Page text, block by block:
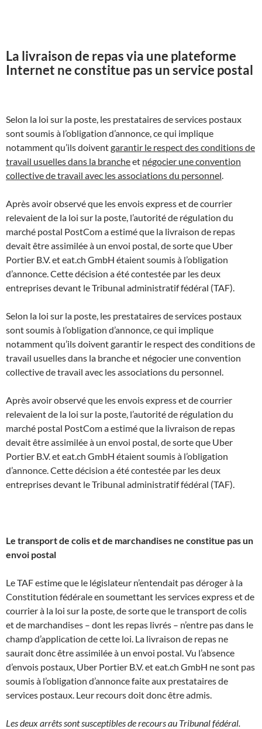
La livraison de repas via une plateforme
Internet ne constitue pas un service postal
Selon la loi sur la poste, les prestataires de services postaux
sont soumis à l’obligation d’annonce, ce qui implique
notamment qu’ils doiventgarantir le respect des conditions de
travail usuelles dans la brancheet négocier une convention
collective de travail avec les associations du personnel
Après avoir observé que les envois express et de courrier
relevaient de la loi sur la poste, l’autorité de régulation du
marché postal PostCom a estimé que la livraison de repas
devait être assimilée à un envoi postal, de sorte que Uber
Portier B.V. et eat.ch GmbH étaient soumis à l’obligation
d’annonce. Cette décision a été contestée par les deux
entreprises devant le Tribunal administratif fédéral (TAF).
Selon la loi sur la poste, les prestataires de services postaux
sont soumis à l’obligation d’annonce, ce qui implique
notamment qu’ils doivent garantir le respect des conditions de
travail usuelles dans la branche et négocier une convention
collective de travail avec les associations du personnel.
Après avoir observé que les envois express et de courrier
relevaient de la loi sur la poste, l’autorité de régulation du
marché postal PostCom a estimé que la livraison de repas
devait être assimilée à un envoi postal, de sorte que Uber
Portier B.V. et eat.ch GmbH étaient soumis à l’obligation
d’annonce. Cette décision a été contestée par les deux
entreprises devant le Tribunal administratif fédéral (TAF).
Le transport de colis et de marchandises ne constitue pas un
envoi postal
Le TAF estime que le législateur n’entendait pas déroger à la
Constitution fédérale en soumettant les services express et de
courrier à la loi sur la poste, de sorte que le transport de colis
et de marchandises – dont les repas livrés – n’entre pas dans le
champ d’application de cette loi. La livraison de repas ne
saurait donc être assimilée à un envoi postal. Vu l’absence
d’envois postaux, Uber Portier B.V. et eat.ch GmbH ne sont pas
soumis à l’obligation d’annonce faite aux prestataires de
services postaux. Leur recours doit donc être admis.
Les deux arrêts sont susceptibles de recours au Tribunal fédéral.